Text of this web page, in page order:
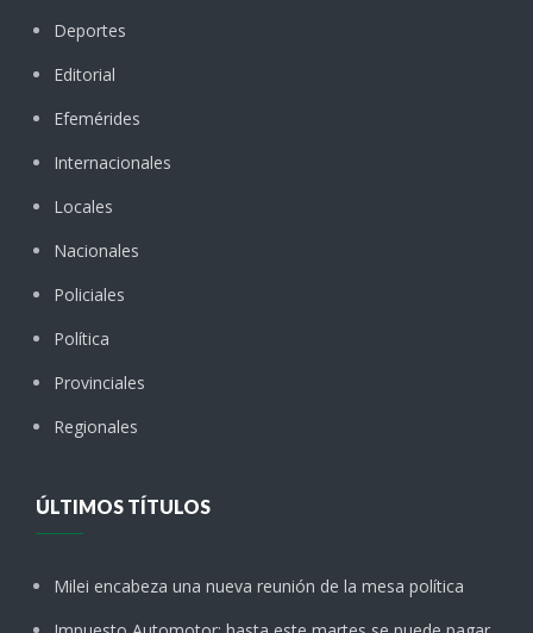
Deportes
Editorial
Efemérides
Internacionales
Locales
Nacionales
Policiales
Política
Provinciales
Regionales
ÚLTIMOS TÍTULOS
Milei encabeza una nueva reunión de la mesa política